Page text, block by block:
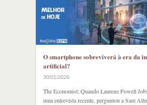
O smartphone sobreviverá à era da
artificial?
30/01/2026
The Economist; Quando Laurene Powell
uma entrevista recente, perguntou a Sam